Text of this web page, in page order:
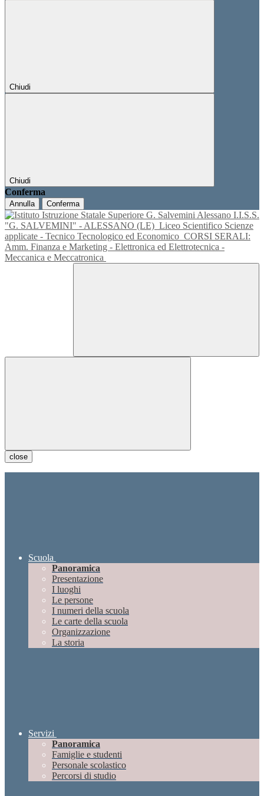
Chiudi
Chiudi
Conferma
Annulla Conferma
I.I.S.S.
"G. SALVEMINI" - ALESSANO (LE) Liceo Scientifico Scienze
applicate - Tecnico Tecnologico ed Economico CORSI SERALI:
Amm. Finanza e Marketing - Elettronica ed Elettrotecnica -
Meccanica e Meccatronica
close
Scuola
Panoramica
Presentazione
I luoghi
Le persone
I numeri della scuola
Le carte della scuola
Organizzazione
La storia
Servizi
Panoramica
Famiglie e studenti
Personale scolastico
Percorsi di studio